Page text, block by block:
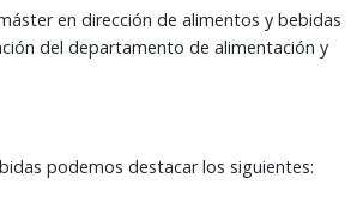
en dirección de alimentos y bebidas
del departamento de alimentación y
podemos destacar los siguientes: